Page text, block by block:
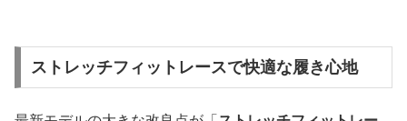
ストレッチフィットレースで快適な履き心地